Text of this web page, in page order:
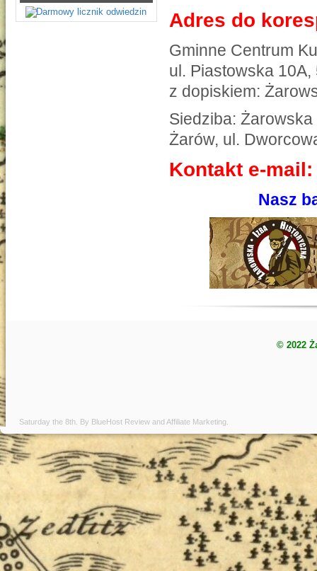
Adres do
Gminne Centrum
ul. Piastowska
z dopiskiem:
Siedziba:
Żarów, ul.
Kontakt e-mail:
Nasz
© 2022
Saturday the 8th. By BlueHost Review andAffiliate Marketing